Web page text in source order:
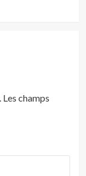
Les champs